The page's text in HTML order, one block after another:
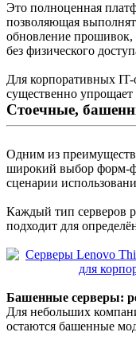
Это полноценная
позволяющая
обновление прошивок,
без физического
Для корпоративных IT-
существенно
Стоечные,
Одним из преимуществ
широкий выбор форм-
сценарии
Каждый тип серверов
подходит для
Башенные серверы:
Для небольших
остаются башенные